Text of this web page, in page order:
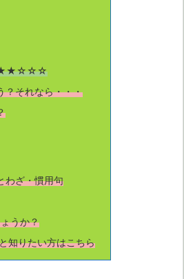
？それなら・・・
わざ・慣用句
うか？
知りたい方はこちら